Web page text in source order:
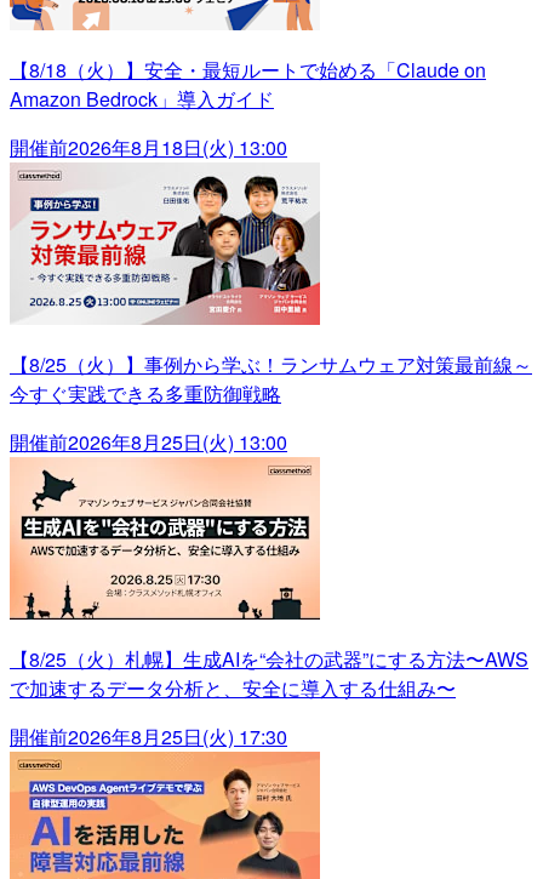
【8/18（火）】安全・最短ルートで始める「Claude on
Amazon Bedrock」導入ガイド
開催前2026年8月18日(火) 13:00
【8/25（火）】事例から学ぶ！ランサムウェア対策最前線～
今すぐ実践できる多重防御戦略
開催前2026年8月25日(火) 13:00
【8/25（火）札幌】生成AIを“会社の武器”にする方法〜AWS
で加速するデータ分析と、安全に導入する仕組み〜
開催前2026年8月25日(火) 17:30